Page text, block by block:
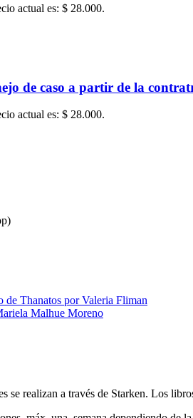
actual es: $ 28.000.
de caso a partir de la
actual es: $ 28.000.
de Thanatos por Valeria Fliman
Malhue Moreno
realizan a través de Starken. Los